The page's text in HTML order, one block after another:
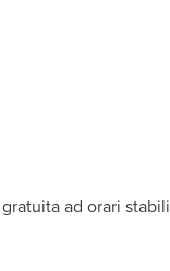
ad orari
e terrazza